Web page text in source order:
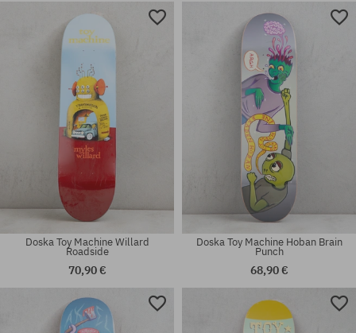
Dostupné veľkosti:
Dostupné veľkosti:
Dostupné veľkosti:
Dostupné veľkosti:
Doska Toy Machine Willard
Roadside
70,90 €
Doska Toy Machine Hoban Brain
Punch
68,90 €